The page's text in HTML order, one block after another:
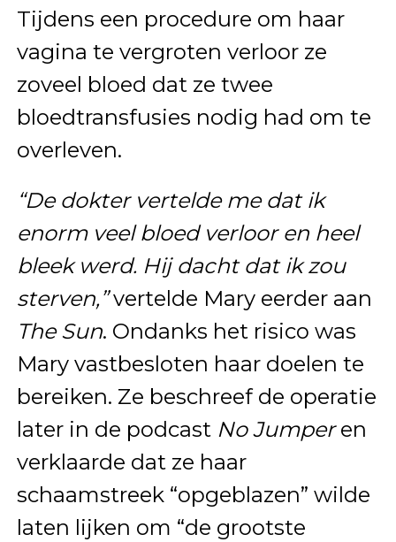
Tijdens een procedure om haar
vagina te vergroten verloor ze
zoveel bloed dat ze twee
bloedtransfusies nodig had om te
overleven.
“De dokter vertelde me dat ik
enorm veel bloed verloor en heel
bleek werd. Hij dacht dat ik zou
sterven,”vertelde Mary eerder aan
The Sun. Ondanks het risico was
Mary vastbesloten haar doelen te
bereiken. Ze beschreef de operatie
later in de podcast No Jumperen
verklaarde dat ze haar
schaamstreek “opgeblazen” wilde
laten lijken om “de grootste